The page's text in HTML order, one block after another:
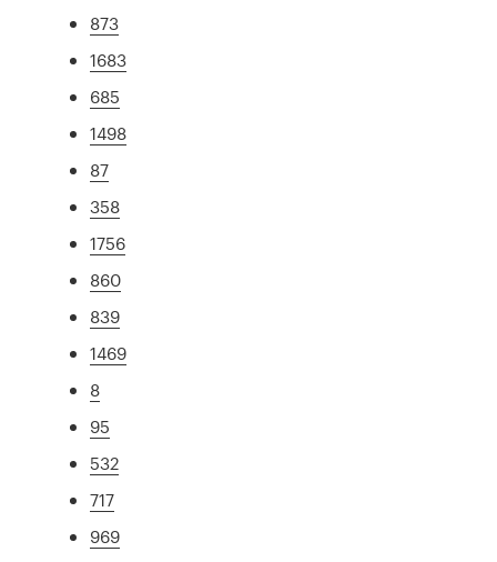
873
1683
685
1498
87
358
1756
860
839
1469
8
95
532
717
969